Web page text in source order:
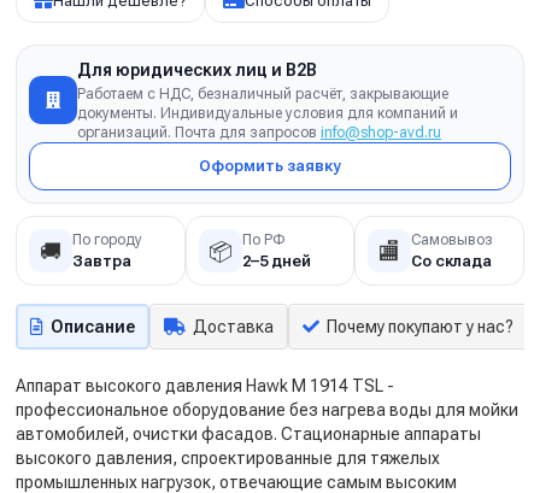
Для юридических лиц и B2B
Работаем с НДС, безналичный расчёт, закрывающие
документы. Индивидуальные условия для компаний и
организаций. Почта для запросов info@shop-avd.ru
Оформить заявку
🚚 По городу
Завтра 📦 По РФ
2–5 дней 🏬 Самовывоз
Со склада
Описание Доставка Почему покупают у нас?
Аппарат высокого давления Hawk M 1914 TSL -
профессиональное оборудование без нагрева воды для мойки
автомобилей, очистки фасадов. Cтационарные аппараты
высокого давления, спроектированные для тяжелых
промышленных нагрузок, отвечающие самым высоким